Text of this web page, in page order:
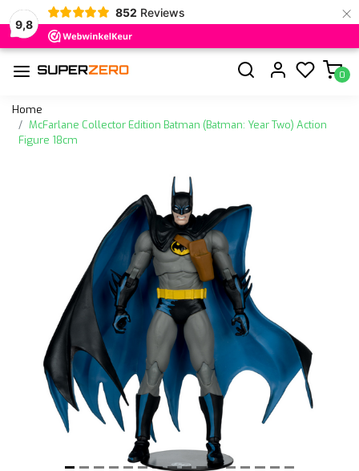
9,8
852 Reviews ×
0
Home
McFarlane Collector Edition Batman (Batman: Year Two) Action
Figure 18cm
Vorige